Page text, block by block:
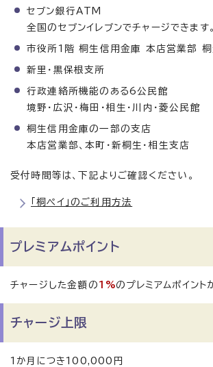
セブン銀行ATM
全国のセブンイレブンでチャージできます。
市役所1階 桐生信用金庫 本店営業部
新里・黒保根支所
行政連絡所機能のある6公民館
境野・広沢・梅田・相生・川内・菱公民館
桐生信用金庫の一部の支店
本店営業部、本町・新桐生・相生支店
受付時間等は、下記よりご確認ください。
「桐ペイ」のご利用方法
プレミアムポイント
チャージした金額の 1%のプレミアムポイント
チャージ上限
1か月につき100,000円